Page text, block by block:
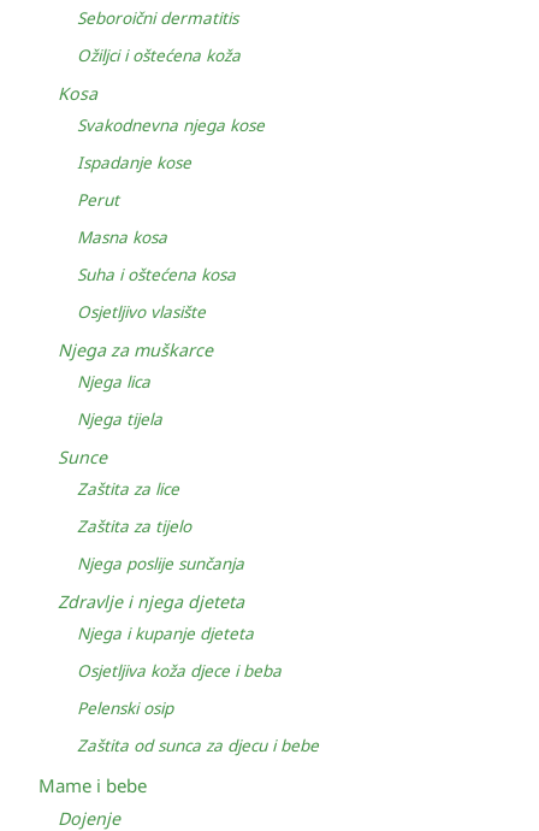
Seboroični dermatitis
Ožiljci i oštećena koža
Kosa
Svakodnevna njega kose
Ispadanje kose
Perut
Masna kosa
Suha i oštećena kosa
Osjetljivo vlasište
Njega za muškarce
Njega lica
Njega tijela
Sunce
Zaštita za lice
Zaštita za tijelo
Njega poslije sunčanja
Zdravlje i njega djeteta
Njega i kupanje djeteta
Osjetljiva koža djece i beba
Pelenski osip
Zaštita od sunca za djecu i bebe
Mame i bebe
Dojenje